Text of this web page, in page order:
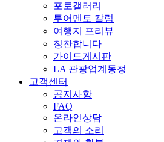
포토갤러리
투어멘토 칼럼
여행지 프리뷰
칭찬합니다
가이드게시판
LA 관광업계동정
고객센터
공지사항
FAQ
온라인상담
고객의 소리